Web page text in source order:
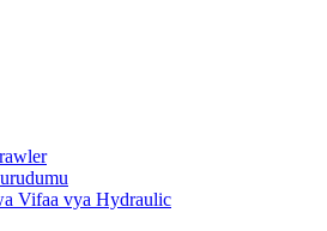
Vifaa vya Hydraulic